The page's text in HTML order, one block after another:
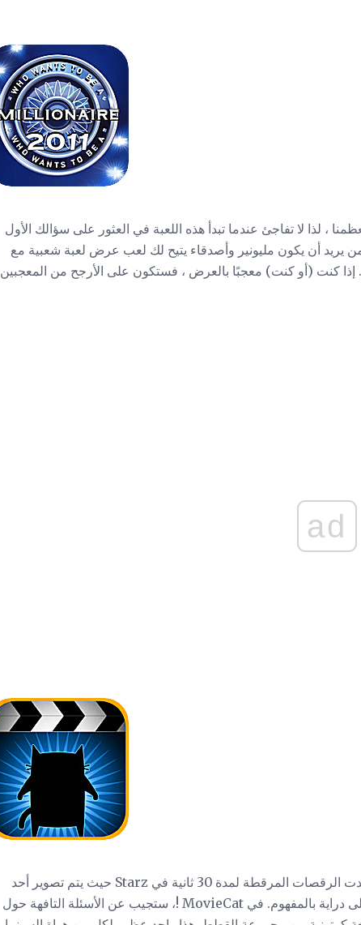
، لذا لا تفاجئ عندما تبدأ هذه اللعبة في العثور على سؤالك الأول
التالي بقيمة 500 دولار فقط. من يريد أن يكون مليونير وأصدقاء يتيح لك لعب عرض لعبة شعبية مع
كنت (أو كنت) معجبًا بالعرض ، فستكون على الأرجح من المعجبين
ad
لعبة التوافه هي بالتأكيد مروحة القطط. إذا سبق لك أن شاهدت الرقصات المرقطة لمدة 30 ثانية في Starz حيث يتم تصوير أحد
الأفلام من قبل مجموعة من الأرانب الكارتونية ، فستكون على دراية بالمفهوم. في MovieCat !، ستجيب عن الأسئلة التافهة حول